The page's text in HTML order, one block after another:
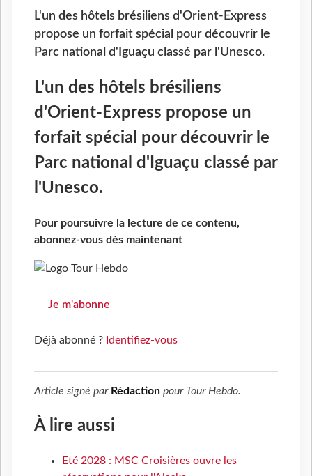
L'un des hôtels brésiliens d'Orient-Express
propose un forfait spécial pour découvrir le
Parc national d'Iguaçu classé par l'Unesco.
L'un des hôtels brésiliens
d'Orient-Express propose un
forfait spécial pour découvrir le
Parc national d'Iguaçu classé par
l'Unesco.
Pour poursuivre la lecture de ce contenu,
abonnez-vous dès maintenant
Je m'abonne
Déjà abonné ? Identifiez-vous
Article signé par Rédaction pour Tour Hebdo.
À lire aussi
Eté 2028 : MSC Croisières ouvre les